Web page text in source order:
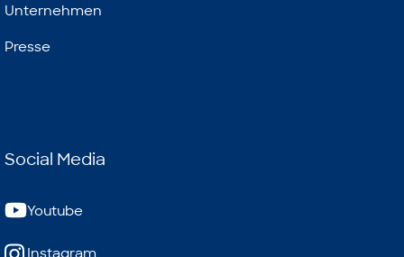
Unternehmen
Presse
Social Media
Youtube
Instagram